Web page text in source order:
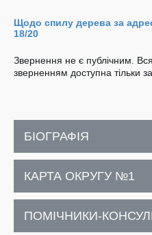
Щодо спилу дерева за
18/20
Звернення не є публічним.
зверненням доступна тільки
БІОГРАФІЯ
КАРТА ОКРУГУ №1
ПОМІЧНИКИ-